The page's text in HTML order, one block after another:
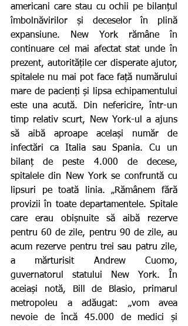
americani care stau cu ochii pe bilanțul
îmbolnăvirilor și deceselor în plină
expansiune. New York rămâne în
continuare cel mai afectat stat unde în
prezent, autoritățile cer disperate ajutor,
spitalele nu mai pot face față numărului
mare de pacienți și lipsa echipamentului
este una acută. Din nefericire, într-un
timp relativ scurt, New York-ul a ajuns
să aibă aproape același număr de
infectări ca Italia sau Spania. Cu un
bilanț de peste 4.000 de decese,
spitalele din New York se confruntă cu
lipsuri pe toată linia. „Rămânem fără
provizii în toate departamentele. Spitale
care erau obișnuite să aibă rezerve
pentru 60 de zile, pentru 90 de zile, au
acum rezerve pentru trei sau patru zile,
a mărturisit Andrew Cuomo,
guvernatorul statului New York. În
aceiași notă, Bill de Blasio, primarul
metropoleu a adăugat: „vom avea
nevoie de încă 45.000 de medici și